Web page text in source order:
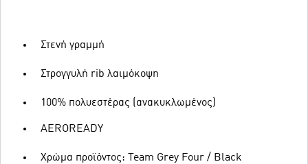
Στενή γραμμή
Στρογγυλή rib λαιμόκοψη
100% πολυεστέρας (ανακυκλωμένος)
AEROREADY
Χρώμα προϊόντος: Team Grey Four / Black